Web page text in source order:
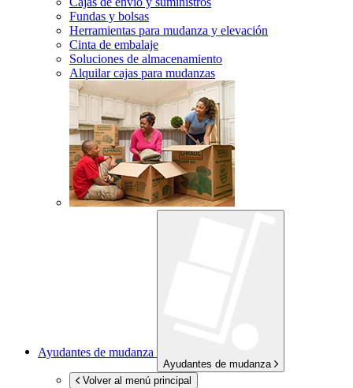
Fundas y bolsas
Herramientas para mudanza y elevación
Cinta de embalaje
Soluciones de almacenamiento
Alquilar cajas para mudanzas
Ayudantes de mudanza
Ayudantes de mudanza
Volver al menú principal